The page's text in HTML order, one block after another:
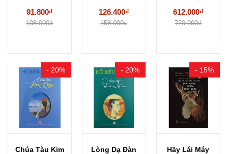
91.800₫
108.000₫
126.400₫
158.000₫
612.000₫
720.000₫
- 20%
Chúa Tàu Kim
- 20%
Lòng Dạ Đàn
- 15%
Hãy Lái Máy